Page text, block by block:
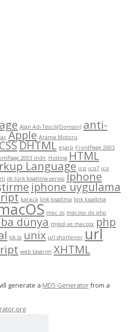
Alan Adı Tescili(Domain) anti-
Apple Arama Motoru
CSSDHTML eşarp FrontPage 2003
2003 indir Hosting HTML
Language icq icq7 icq
ilk türk kısaltma servisi iphone
iphone uygulama
karaca link kısaltma link kısaltma
mac os macosx de php
dünya mysql ve macosx php
tik.la unix url shortener url
web tasarım XHTML
generate a MD5 Generatorfrom a